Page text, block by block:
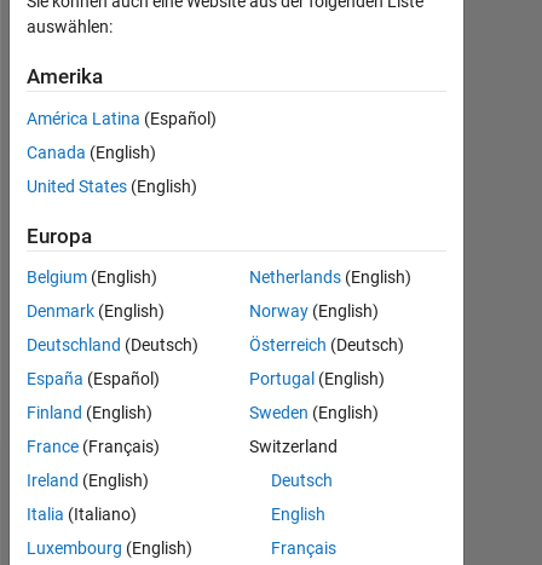
Followers:
Following:
-
-
Interests:
Image
processing
anzeigen
Abzeichen
Martinez-
auswählen:
Amerika
América Latina (Español)
Canada (English)
United States (English)
Europa
Belgium (English)
Denmark (English)
Deutschland (Deutsch)
España (Español)
Finland (English)
France (Français)
Ireland (English)
Italia (Italiano)
Luxembourg (English)
Netherlands (English)
Norway (English)
Österreich (Deutsch)
Portugal (English)
Sweden (English)
Switzerland
Deutsch
English
Français